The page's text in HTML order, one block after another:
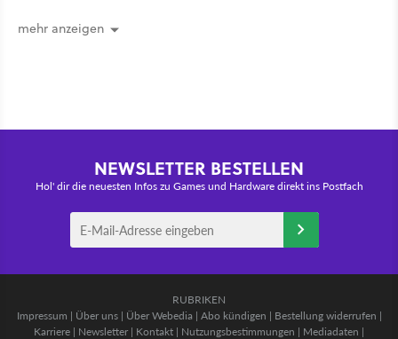
mehr anzeigen
NEWSLETTER BESTELLEN
Hol' dir die neuesten Infos zu Games und Hardware direkt ins Postfach
RUBRIKEN
Impressum | Über uns| Über Webedia | Abo kündigen | Bestellung widerrufen |
Karriere | Newsletter | Kontakt | Nutzungsbestimmungen | Mediadaten |